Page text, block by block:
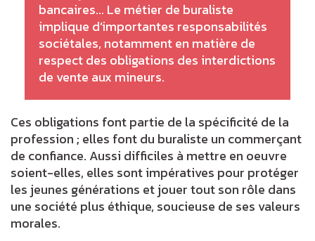
bancaires... Le métier de buraliste
implique d’importantes responsabilités
sociétales, notamment en matière de
respect des obligations des interdictions
de vente aux mineurs.
Ces obligations font partie de la spécificité de la
profession ; elles font du buraliste un commerçant
de confiance. Aussi difficiles à mettre en oeuvre
soient-elles, elles sont impératives pour protéger
les jeunes générations et jouer tout son rôle dans
une société plus éthique, soucieuse de ses valeurs
morales.